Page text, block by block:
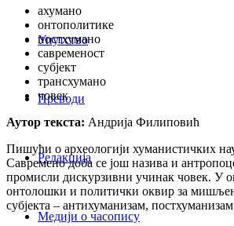
Упутство
Преводи
Редакција
Медији о часопису
ахумано
онтополитике
постхумано
савременост
субјект
трансхумано
човек
Аутор текста: Андрија Филиповић
Пишући о археологији хуманистичких
Савремено доба се још назива и
промисли дискурзивни учинак човек. У
онтолошки и политички оквир за
субјекта – антихуманизам,